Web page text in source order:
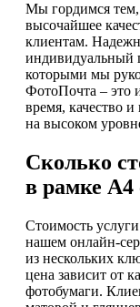
Мы гордимся тем,
высочайшее
клиентам.
индивидуальный
которыми мы
ФотоПочта – это
время, качество и
на высоком
Сколько
в рамке А4
Стоимость
нашем онлайн-
из нескольких
цена зависит от
фотобумаги.